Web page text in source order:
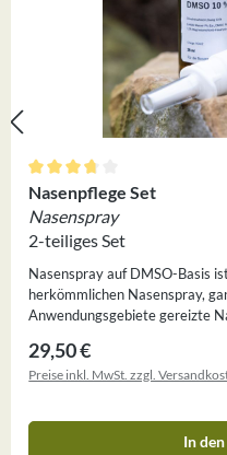
Durchschnittliche
Nasenpflege Set
Nasenspray
2-teiliges Set
Nasenspray auf DMSO-Basis
herkömmlichen Nasenspray,
Anwendungsgebiete gereizte
Laborwasser Ph. Eur. DMSO
Magnesiumchlorid-Hexahydrat Ph. Eur. 2.
Regulärer Preis:
29,50 €
Preise inkl. MwSt. zzgl.
In